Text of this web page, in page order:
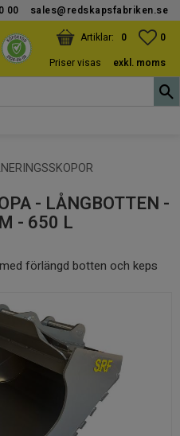
00 sales@redskapsfabriken.se
0
KUNDVAGN
ANTAL PRODUKTER:
0
Priser visas
exkl. moms
- LÅNGBOTTEN -
- 650 L
förlängd botten och keps